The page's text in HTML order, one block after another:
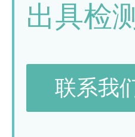
出具检
联系我